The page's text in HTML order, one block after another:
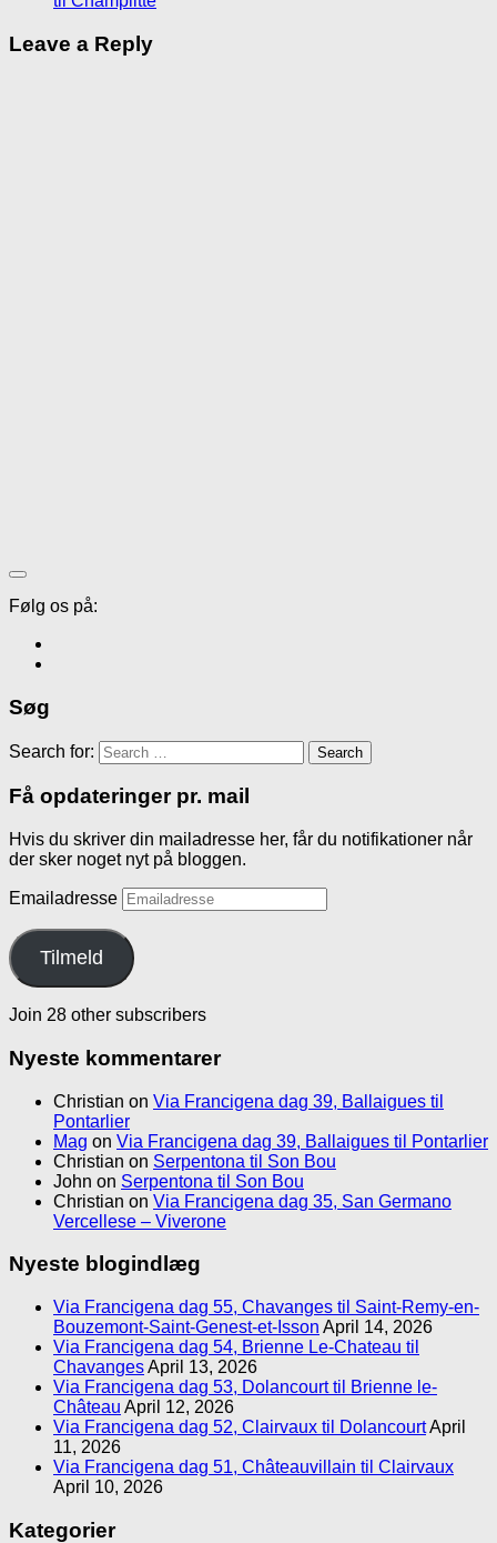
Leave a Reply
Følg os på:
Søg
Search for:
Få opdateringer pr. mail
Hvis du skriver din mailadresse her, får du notifikationer når
der sker noget nyt på bloggen.
Emailadresse
Tilmeld
Join 28 other subscribers
Nyeste kommentarer
Christian on Via Francigena dag 39, Ballaigues til
Pontarlier
Mag on Via Francigena dag 39, Ballaigues til Pontarlier
Christian on Serpentona til Son Bou
John on Serpentona til Son Bou
Christian on Via Francigena dag 35, San Germano
Vercellese – Viverone
Nyeste blogindlæg
Via Francigena dag 55, Chavanges til Saint-Remy-en-
Bouzemont-Saint-Genest-et-Isson April 14, 2026
Via Francigena dag 54, Brienne Le-Chateau til
ChavangesApril 13, 2026
Via Francigena dag 53, Dolancourt til Brienne le-
Château April 12, 2026
Via Francigena dag 52, Clairvaux til DolancourtApril
11, 2026
Via Francigena dag 51, Châteauvillain til Clairvaux
April 10, 2026
Kategorier